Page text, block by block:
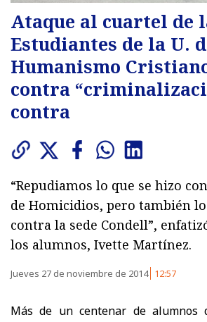
Ataque al cuartel de
Estudiantes de la U.
Humanismo
contra
contra
“Repudiamos lo que se hizo
de Homicidios, pero también
contra la sede Condell”,
los alumnos, Ivette Martínez.
Jueves 27 de noviembre de 2014 12:57
Más de un centenar de alumnos